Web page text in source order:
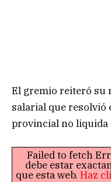
El gremio reiteró su
salarial que resolvió
provincial no liquida
Failed to fetch
debe estar
que esta web. Haz